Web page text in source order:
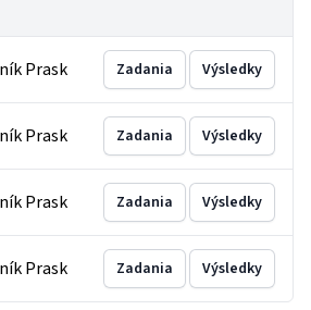
Prask Zadania Výsledky
Prask Zadania Výsledky
Prask Zadania Výsledky
Prask Zadania Výsledky